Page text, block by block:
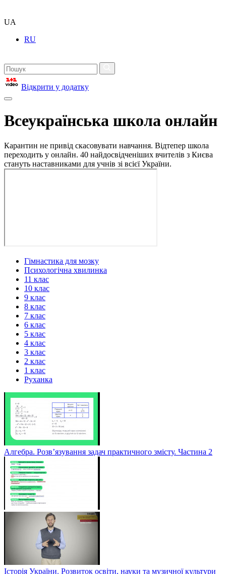
UA
RU
Відкрити у додатку
Всеукраїнська школа онлайн
Карантин не привід скасовувати навчання. Відтепер школа
переходить у онлайн. 40 найдосвідченіших вчителів з Києва
стануть наставниками для учнів зі всієї України.
Гімнастика для мозку
Психологічна хвилинка
11 клас
10 клас
9 клас
8 клас
7 клас
6 клас
5 клас
4 клас
3 клас
2 клас
1 клас
Руханка
Алгебра. Розв’язування задач практичного змісту. Частина 2
Історія України. Розвиток освіти, науки та музичної культури